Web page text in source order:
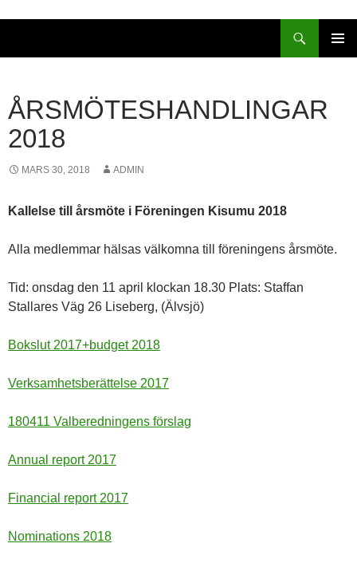
ÅRSMÖTESHANDLINGAR
2018
MARS 30, 2018 ADMIN
Kallelse till årsmöte i Föreningen Kisumu 2018
Alla medlemmar hälsas välkomna till föreningens årsmöte.
Tid: onsdag den 11 april klockan 18.30 Plats: Staffan
Stallares Väg 26 Liseberg, (Älvsjö)
Bokslut 2017+budget 2018
Verksamhetsberättelse 2017
180411 Valberedningens förslag
Annual report 2017
Financial report 2017
Nominations 2018